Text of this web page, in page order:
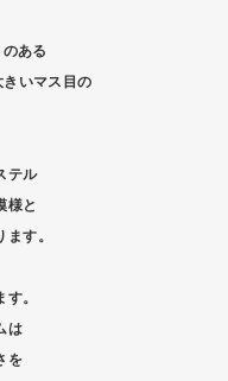
ある
いマス目の
テル
様と
す。
。
は
を